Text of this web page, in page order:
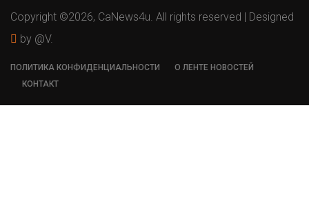
Copyright ©2026, CaNews4u. All rights reserved | Designed
by @V.
ПОЛИТИКА КОНФИДЕНЦИАЛЬНОСТИ
О ЛЕНТЕ НОВОСТЕЙ
КОНТАКТ